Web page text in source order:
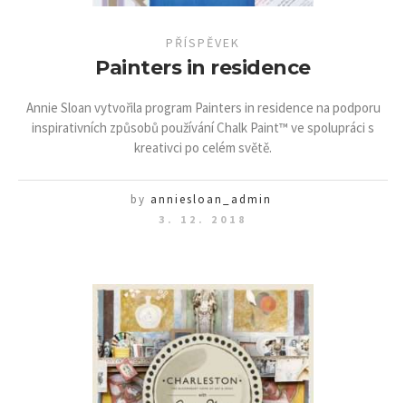
PŘÍSPĚVEK
Painters in residence
Annie Sloan vytvořila program Painters in residence na podporu
inspirativních způsobů používání Chalk Paint™ ve spolupráci s
kreativci po celém světě.
by anniesloan_admin
3. 12. 2018